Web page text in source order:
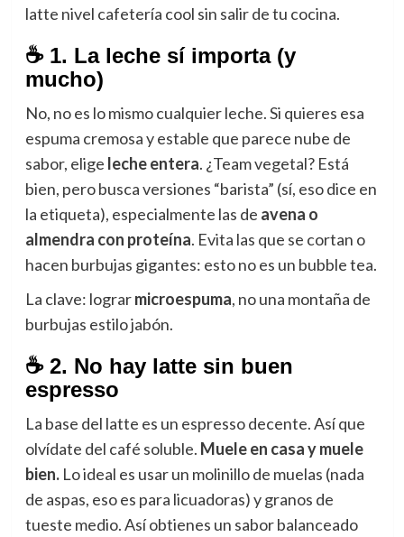
latte nivel cafetería cool sin salir de tu cocina.
☕ 1. La leche sí importa (y
mucho)
No, no es lo mismo cualquier leche. Si quieres esa
espuma cremosa y estable que parece nube de
sabor, elige leche entera. ¿Team vegetal? Está
bien, pero busca versiones “barista” (sí, eso dice en
la etiqueta), especialmente las de avena o
almendra con proteína. Evita las que se cortan o
hacen burbujas gigantes: esto no es un bubble tea.
La clave: lograrmicroespuma, no una montaña de
burbujas estilo jabón.
☕ 2. No hay latte sin buen
espresso
La base del latte es un espresso decente. Así que
olvídate del café soluble. Muele en casa y muele
bien.Lo ideal es usar un molinillo de muelas (nada
de aspas, eso es para licuadoras) y granos de
tueste medio. Así obtienes un sabor balanceado